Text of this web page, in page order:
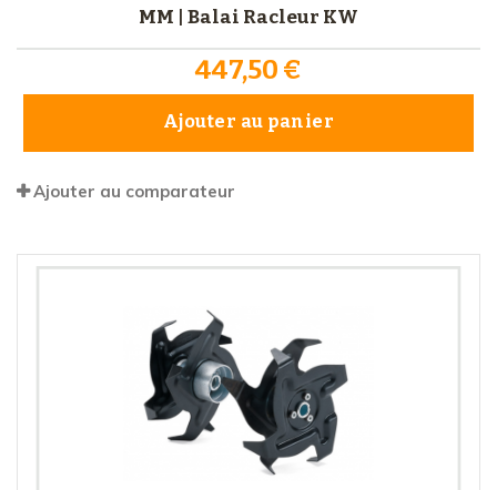
MM | Balai Racleur KW
447,50 €
Ajouter au panier
Ajouter au comparateur